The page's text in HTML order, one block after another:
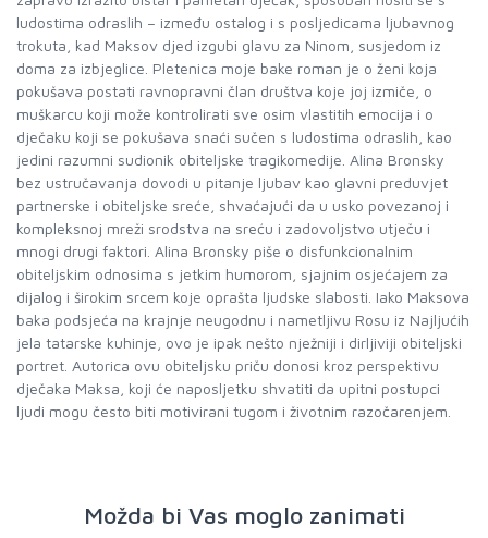
ludostima odraslih – između ostalog i s posljedicama ljubavnog
trokuta, kad Maksov djed izgubi glavu za Ninom, susjedom iz
doma za izbjeglice. Pletenica moje bake roman je o ženi koja
pokušava postati ravnopravni član društva koje joj izmiče, o
muškarcu koji može kontrolirati sve osim vlastitih emocija i o
dječaku koji se pokušava snaći sučen s ludostima odraslih, kao
jedini razumni sudionik obiteljske tragikomedije. Alina Bronsky
bez ustručavanja dovodi u pitanje ljubav kao glavni preduvjet
partnerske i obiteljske sreće, shvaćajući da u usko povezanoj i
kompleksnoj mreži srodstva na sreću i zadovoljstvo utječu i
mnogi drugi faktori. Alina Bronsky piše o disfunkcionalnim
obiteljskim odnosima s jetkim humorom, sjajnim osjećajem za
dijalog i širokim srcem koje oprašta ljudske slabosti. Iako Maksova
baka podsjeća na krajnje neugodnu i nametljivu Rosu iz Najljućih
jela tatarske kuhinje, ovo je ipak nešto nježniji i dirljiviji obiteljski
portret. Autorica ovu obiteljsku priču donosi kroz perspektivu
dječaka Maksa, koji će naposljetku shvatiti da upitni postupci
ljudi mogu često biti motivirani tugom i životnim razočarenjem.
Možda bi Vas moglo zanimati